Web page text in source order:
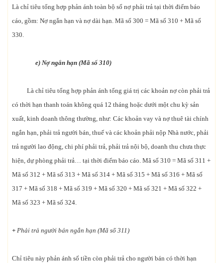
Là chỉ tiêu tổng hợp phản ánh toàn bộ số nợ phải trả tại thời điểm báo
cáo, gồm: Nợ ngắn hạn và nợ dài hạn. Mã số 300 = Mã số 310 + Mã số
330.
e) Nợ ngắn hạn (Mã số 310)
Là chỉ tiêu tổng hợp phản ánh tổng giá trị các khoản nợ còn phải trả
có thời hạn thanh toán không quá 12 tháng hoặc dưới một chu kỳ sản
xuất, kinh doanh thông thường, như: Các khoản vay và nợ thuê tài chính
ngắn hạn, phải trả người bán, thuế và các khoản phải nộp Nhà nước, phải
trả người lao động, chi phí phải trả, phải trả nội bộ, doanh thu chưa thực
hiện, dự phòng phải trả… tại thời điểm báo cáo. Mã số 310 = Mã số 311 +
Mã số 312 + Mã số 313 + Mã số 314 + Mã số 315 + Mã số 316 + Mã số
317 + Mã số 318 + Mã số 319 + Mã số 320 + Mã số 321 + Mã số 322 +
Mã số 323 + Mã số 324.
+ Phải trả người bán ngắn hạn (Mã số 311)
Chỉ tiêu này phản ánh số tiền còn phải trả cho người bán có thời hạn